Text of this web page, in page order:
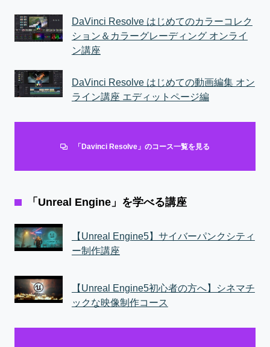
DaVinci Resolve はじめてのカラーコレク
ション＆カラーグレーディング オンライ
ン講座
DaVinci Resolve はじめての動画編集 オン
ライン講座 エディットページ編
「Davinci Resolve」のコース一覧を見る
「Unreal Engine」を学べる講座
【Unreal Engine5】サイバーパンクシティ
ー制作講座
【Unreal Engine5初心者の方へ】シネマチ
ックな映像制作コース